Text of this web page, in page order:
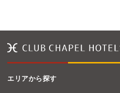
エリアから探す